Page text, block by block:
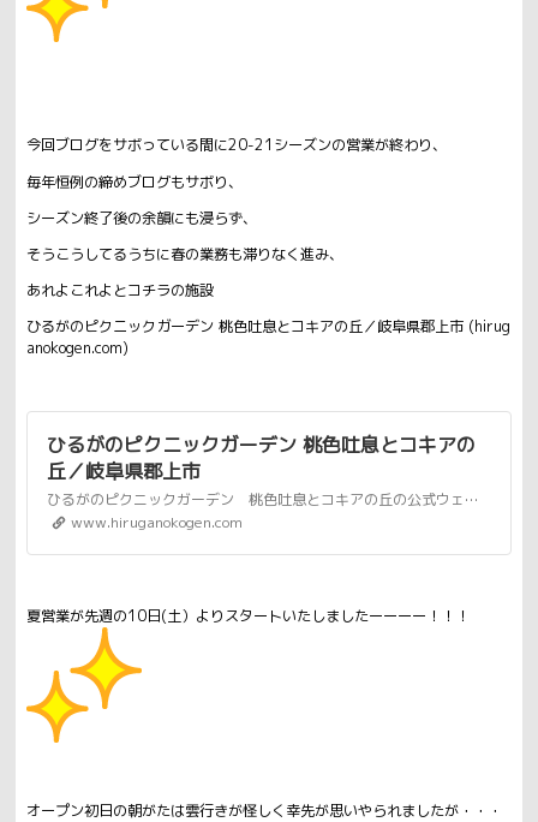
今回ブログをサボっている間に20-21シーズンの営業が終わり、
毎年恒例の締めブログもサボり、
シーズン終了後の余韻にも浸らず、
そうこうしてるうちに春の業務も滞りなく進み、
あれよこれよとコチラの施設
ひるがのピクニックガーデン 桃色吐息とコキアの丘／岐阜県郡上市 (hirug
anokogen.com)
ひるがのピクニックガーデン 桃色吐息とコキアの
丘／岐阜県郡上市
ひるがのピクニックガーデン 桃色吐息とコキアの丘の公式ウェブサイト。ひるがの高原コキアパークが新たに生まれ変わり、ピクニック気分でアウトドアを満喫できる高原リゾートとして新登場。日本最大級4万株のペチュニアが一面に咲き誇ります。
www.hiruganokogen.com
夏営業が先週の10日(土）よりスタートいたしましたーーーー！！！
オープン初日の朝がたは雲行きが怪しく幸先が思いやられましたが・・・